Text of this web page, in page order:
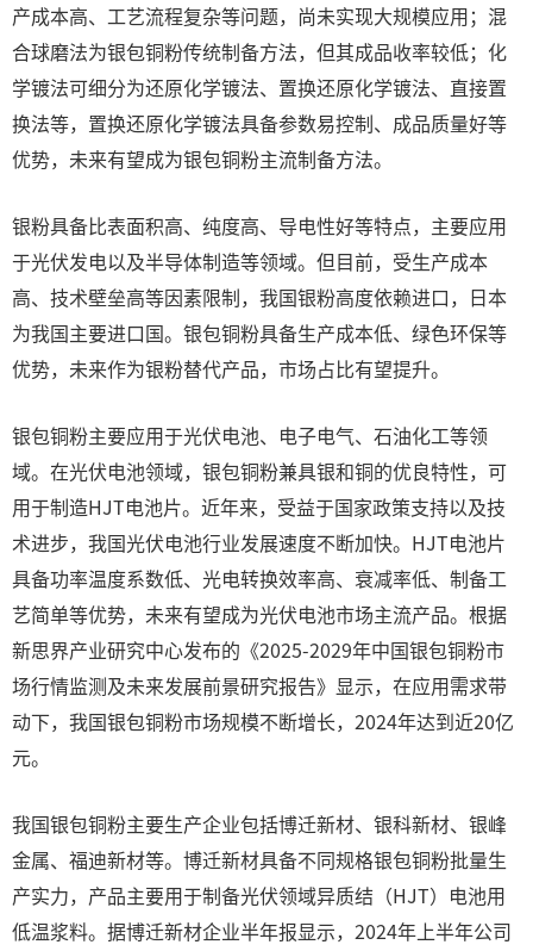
产成本高、工艺流程复杂等问题，尚未实现大规模应用；混
合球磨法为银包铜粉传统制备方法，但其成品收率较低；化
学镀法可细分为还原化学镀法、置换还原化学镀法、直接置
换法等，置换还原化学镀法具备参数易控制、成品质量好等
优势，未来有望成为银包铜粉主流制备方法。
银粉具备比表面积高、纯度高、导电性好等特点，主要应用
于光伏发电以及半导体制造等领域。但目前，受生产成本
高、技术壁垒高等因素限制，我国银粉高度依赖进口，日本
为我国主要进口国。银包铜粉具备生产成本低、绿色环保等
优势，未来作为银粉替代产品，市场占比有望提升。
银包铜粉主要应用于光伏电池、电子电气、石油化工等领
域。在光伏电池领域，银包铜粉兼具银和铜的优良特性，可
用于制造HJT电池片。近年来，受益于国家政策支持以及技
术进步，我国光伏电池行业发展速度不断加快。HJT电池片
具备功率温度系数低、光电转换效率高、衰减率低、制备工
艺简单等优势，未来有望成为光伏电池市场主流产品。根据
新思界产业研究中心发布的《2025-2029年中国银包铜粉市
场行情监测及未来发展前景研究报告》显示，在应用需求带
动下，我国银包铜粉市场规模不断增长，2024年达到近20亿
元。
我国银包铜粉主要生产企业包括博迁新材、银科新材、银峰
金属、福迪新材等。博迁新材具备不同规格银包铜粉批量生
产实力，产品主要用于制备光伏领域异质结（HJT）电池用
低温浆料。据博迁新材企业半年报显示，2024年上半年公司